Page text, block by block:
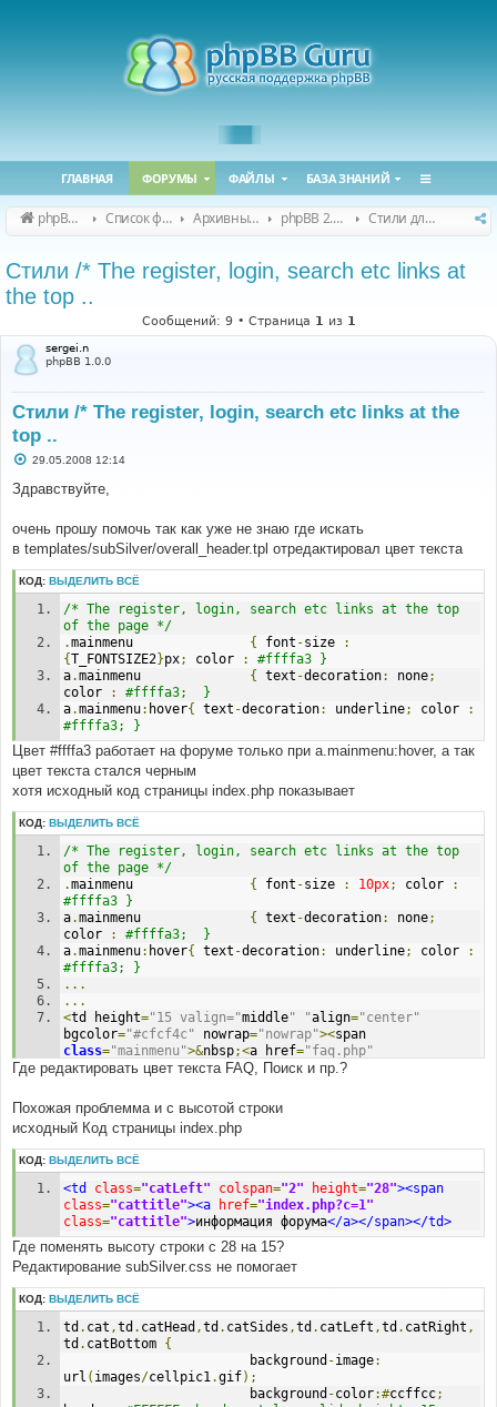
ГЛАВНАЯ ФОРУМЫ ФАЙЛЫ БАЗА ЗНАНИЙ
phpBB Guru Список форумов Архивные форумы phpBB 2.0.x (архив) Стили для phpBB 2.0.x
Стили /* The register, login, search etc links at
the top ..
Сообщений: 9 • Страница 1 из 1
sergei.n
phpBB 1.0.0
Стили /* The register, login, search etc links at the
top ..
С
о
б
е
н
и
29.05.2008 12:14
Здравствуйте,
очень прошу помочь так как уже не знаю где искать
в templates/subSilver/overall_header.tpl отредактировал цвет текста
КОД: ВЫДЕЛИТЬ ВСЁ
/* The register, login, search etc links at the top
of the page */
.mainmenu { font -size
:
{T_FONTSIZE2}px; color :
#ffffa3 }
a.mainmenu { text -decoration: none;
color
:
#ffffa3;  }
a.mainmenu: hover{ text -decoration: underline; color
:
#ffffa3; }
Цвет #ffffa3 работает на форуме только при a.mainmenu:hover, а так
цвет текста стался черным
хотя исходный код страницы index.php показывает
КОД: ВЫДЕЛИТЬ ВСЁ
/* The register, login, search etc links at the top
of the page */
.mainmenu { font -size : 10px; color
:
#ffffa3 }
a.mainmenu { text -decoration: none;
color
:
#ffffa3;  }
a.mainmenu: hover{ text -decoration: underline; color
:
#ffffa3; }
...
...
<td height="15 valign="middle" "align="center"
bgcolor="#cfcf4c" nowrap="nowrap"><
class="mainmenu">&nbsp;<a href="faq.php"
class="mainmenu"><img
width= "13"
hspace ="3" /> FAQ</a></ span><
class= "mainmenu" >&nbsp;
class="mainmenu"><img
src="templates/subGreen/images/icon_mini_search.gif"
width= "12" height="13" border="0" alt="Поиск"
hspace="3" />Поиск< /a>&nbsp; &nbsp;<a
href="memberlist.php" class="mainmenu"><img
src="templates/subGreen/images/icon_mini_members.gif"
width="12" height="13" border="
hspace="3" />Пользователи</a>&nbsp; &nbsp; ...
Где редактировать цвет текста FAQ, Поиск и пр.?
Похожая проблемма и с высотой строки
исходный Код страницы index.php
КОД: ВЫДЕЛИТЬ ВСЁ
<td class="catLeft" colspan="2" height="28"><span
class="cattitle"><a href="index.php?c=1"
class="cattitle">информация форума</a></span></td>
Где поменять высоту строки с 28 на 15?
Редактирование subSilver.css не помогает
КОД: ВЫДЕЛИТЬ ВСЁ
td . cat ,td . catHead ,td . catSides ,td . catLeft ,td . catRight ,
td . catBottom {
                        background
-image:
url ( images/cellpic1.gif);
                        background
-color:#ccffcc;